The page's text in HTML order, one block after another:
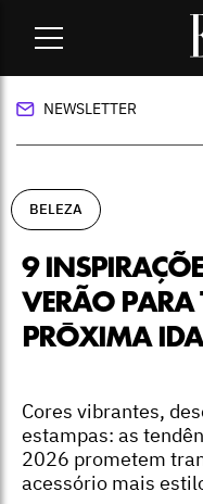
9
na próxima ida à manicure
NEWSLETTER
BELEZA
9
VERÃO PARA
PRÓXIMA
Cores vibrantes,
estampas: as
2026 prometem
acessório mais